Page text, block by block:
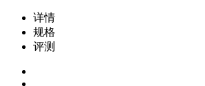
详情
规格
评测